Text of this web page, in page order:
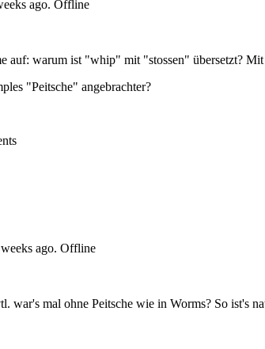
Offline
auf: warum ist "whip" mit "stossen" übersetzt?
"Peitsche" angebrachter?
Offline
war's mal ohne Peitsche wie in Worms? So ist's